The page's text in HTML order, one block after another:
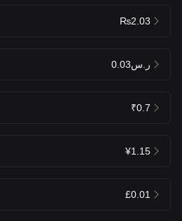
₨2.03
ر.س0.03
₹0.7
¥1.15
£0.01